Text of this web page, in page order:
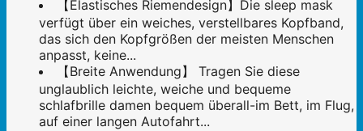
【Elastisches Riemendesign】Die sleep mask
verfügt über ein weiches, verstellbares Kopfband,
das sich den Kopfgrößen der meisten Menschen
anpasst, keine...
【Breite Anwendung】 Tragen Sie diese
unglaublich leichte, weiche und bequeme
schlafbrille damen bequem überall-im Bett, im Flug,
auf einer langen Autofahrt...